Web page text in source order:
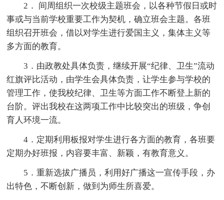
2． 间周组织一次校级主题班会，以各种节假日或时
事或与当前学校重要工作为契机，确立班会主题。各班
组织召开班会，借以对学生进行爱国主义，集体主义等
多方面的教育。
3．由政教处具体负责，继续开展“纪律、卫生”流动
红旗评比活动，由学生会具体负责，让学生参与学校的
管理工作，使我校纪律、卫生等方面工作不断登上新的
台阶。评出我校在这两项工作中比较突出的班级，争创
育人环境一流。
4．定期利用板报对学生进行各方面的教育，各班要
定期办好班报，内容要丰富、新颖，有教育意义。
5．重新选拔广播员，利用好广播这一宣传手段，办
出特色，不断创新，做到为师生所喜爱。